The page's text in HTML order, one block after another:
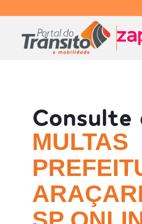
Consulte
MULTAS